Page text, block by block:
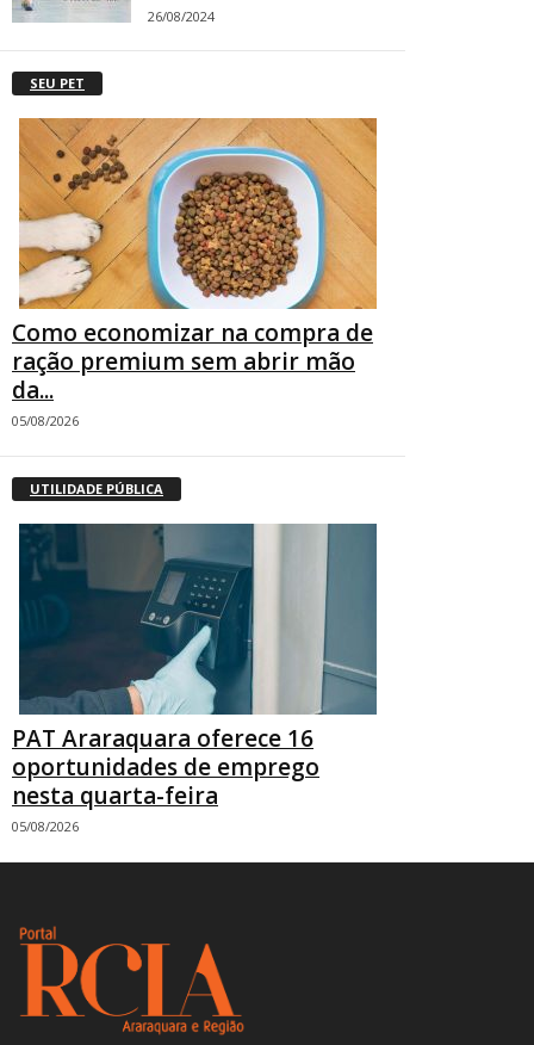
26/08/2024
SEU PET
Como economizar na compra de
ração premium sem abrir mão
da...
05/08/2026
UTILIDADE PÚBLICA
PAT Araraquara oferece 16
oportunidades de emprego
nesta quarta-feira
05/08/2026